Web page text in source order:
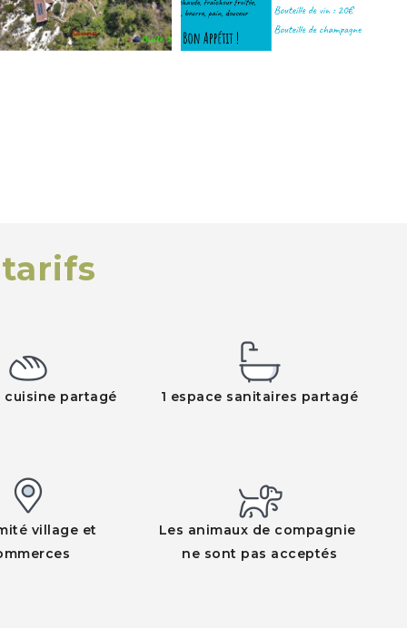
cuisine partagé 1 espace sanitaires partagé
village et
Les animaux de compagnie
ne sont pas acceptés